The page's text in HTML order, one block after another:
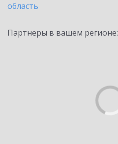
область
Партнеры в вашем регионе: